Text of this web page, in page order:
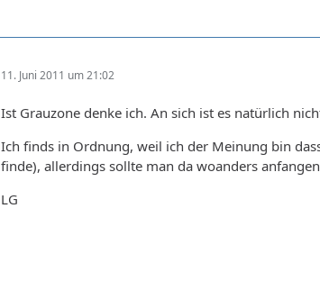
11. Juni 2011 um 21:02
Ist Grauzone denke ich. An sich ist es natürlich
Ich finds in Ordnung, weil ich der Meinung bin
finde), allerdings sollte man da woanders
LG